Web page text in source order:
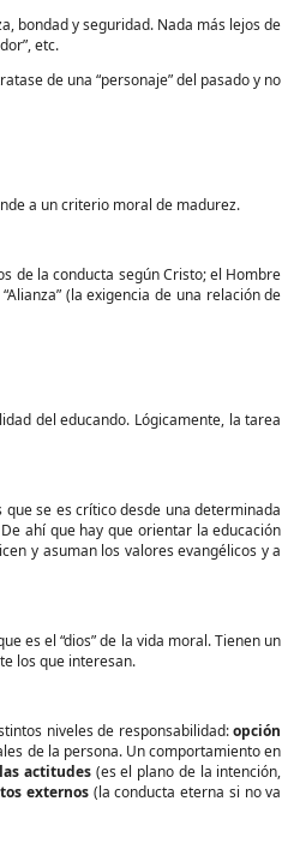
bondad y seguridad. Nada más lejos de
etc.
de una “personaje” del pasado y no
a un criterio moral de madurez.
la conducta según Cristo; el Hombre
(la exigencia de una relación de
del educando. Lógicamente, la tarea
se es crítico desde una determinada
ahí que hay que orientar la educación
y asuman los valores evangélicos y a
el “dios” de la vida moral. Tienen un
los que interesan.
niveles de responsabilidad:opción
de la persona. Un comportamiento en
actitudes(es el plano de la intención,
externos (la conducta eterna si no va